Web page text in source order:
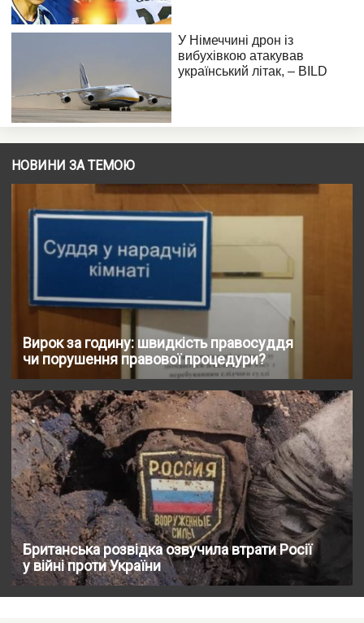
НОВИНИ ЗА ТЕМОЮ
Вирок за годину: швидкість правосуддя
чи порушення правової процедури?
Британська розвідка озвучила втрати Росії
у війні проти України